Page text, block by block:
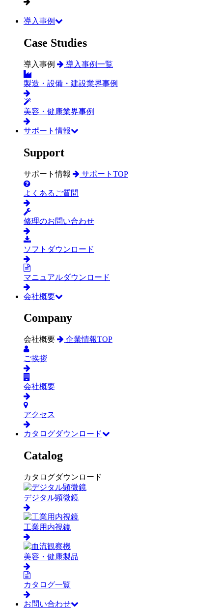
導入事例
Case Studies
導入事例 導入事例一覧
製造・設備・建設業界事例
美容・健康業界事例
サポート情報
Support
サポート情報 サポートTOP
よくあるご質問
修理のお問い合わせ
ソフトダウンロード
マニュアルダウンロード
会社概要
Company
会社概要 企業情報TOP
ご挨拶
会社概要
アクセス
カタログダウンロード
Catalog
カタログダウンロード
デジタル顕微鏡
工業用内視鏡
美容・健康製品
カタログ一覧
お問い合わせ